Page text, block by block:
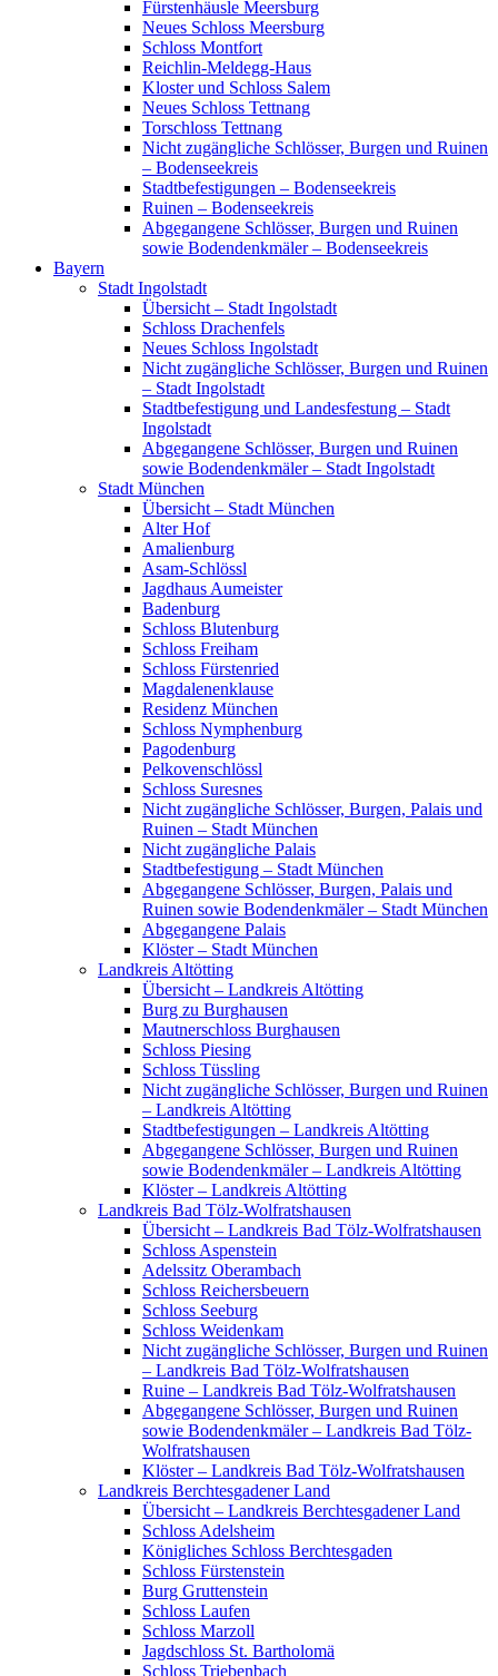
Fürstenhäusle Meersburg
Neues Schloss Meersburg
Schloss Montfort
Reichlin-Meldegg-Haus
Kloster und Schloss Salem
Neues Schloss Tettnang
Torschloss Tettnang
Nicht zugängliche Schlösser, Burgen und Ruinen
– Bodenseekreis
Stadtbefestigungen – Bodenseekreis
Ruinen – Bodenseekreis
Abgegangene Schlösser, Burgen und Ruinen
sowie Bodendenkmäler – Bodenseekreis
Bayern
Stadt Ingolstadt
Übersicht – Stadt Ingolstadt
Schloss Drachenfels
Neues Schloss Ingolstadt
Nicht zugängliche Schlösser, Burgen und Ruinen
– Stadt Ingolstadt
Stadtbefestigung und Landesfestung – Stadt
Ingolstadt
Abgegangene Schlösser, Burgen und Ruinen
sowie Bodendenkmäler – Stadt Ingolstadt
Stadt München
Übersicht – Stadt München
Alter Hof
Amalienburg
Asam-Schlössl
Jagdhaus Aumeister
Badenburg
Schloss Blutenburg
Schloss Freiham
Schloss Fürstenried
Magdalenenklause
Residenz München
Schloss Nymphenburg
Pagodenburg
Pelkovenschlössl
Schloss Suresnes
Nicht zugängliche Schlösser, Burgen, Palais und
Ruinen – Stadt München
Nicht zugängliche Palais
Stadtbefestigung – Stadt München
Abgegangene Schlösser, Burgen, Palais und
Ruinen sowie Bodendenkmäler – Stadt München
Abgegangene Palais
Klöster – Stadt München
Landkreis Altötting
Übersicht – Landkreis Altötting
Burg zu Burghausen
Mautnerschloss Burghausen
Schloss Piesing
Schloss Tüssling
Nicht zugängliche Schlösser, Burgen und Ruinen
– Landkreis Altötting
Stadtbefestigungen – Landkreis Altötting
Abgegangene Schlösser, Burgen und Ruinen
sowie Bodendenkmäler – Landkreis Altötting
Klöster – Landkreis Altötting
Landkreis Bad Tölz-Wolfratshausen
Übersicht – Landkreis Bad Tölz-Wolfratshausen
Schloss Aspenstein
Adelssitz Oberambach
Schloss Reichersbeuern
Schloss Seeburg
Schloss Weidenkam
Nicht zugängliche Schlösser, Burgen und Ruinen
– Landkreis Bad Tölz-Wolfratshausen
Ruine – Landkreis Bad Tölz-Wolfratshausen
Abgegangene Schlösser, Burgen und Ruinen
sowie Bodendenkmäler – Landkreis Bad Tölz-
Wolfratshausen
Klöster – Landkreis Bad Tölz-Wolfratshausen
Landkreis Berchtesgadener Land
Übersicht – Landkreis Berchtesgadener Land
Schloss Adelsheim
Königliches Schloss Berchtesgaden
Schloss Fürstenstein
Burg Gruttenstein
Schloss Laufen
Schloss Marzoll
Jagdschloss St. Bartholomä
Schloss Triebenbach